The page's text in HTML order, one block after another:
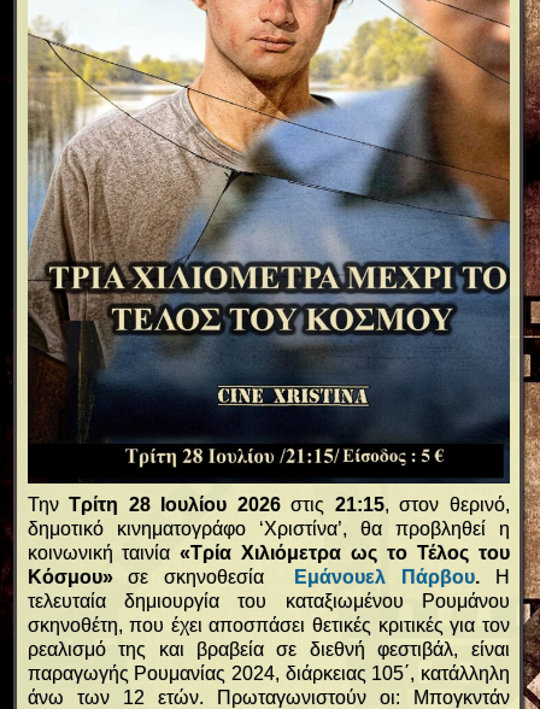
ΤηνΤρίτη 28 Ιουλίου 2026στις 21:15, στον θερινό,
δημοτικό κινηματογράφο ‘Χριστίνα’, θα προβληθεί η
κοινωνική ταινία«Τρία Χιλιόμετρα ως το Τέλος του
Κόσμου»σε σκηνοθεσία Εμάνουελ Πάρβου.
Η
τελευταία δημιουργία του καταξιωμένου Ρουμάνου
σκηνοθέτη, που έχει αποσπάσει θετικές κριτικές για τον
ρεαλισμό της και βραβεία σε διεθνή φεστιβάλ, είναι
παραγωγής Ρουμανίας 2024, διάρκειας 105΄, κατάλληλη
άνω των 12 ετών. Πρωταγωνιστούν οι: Μπογκντάν